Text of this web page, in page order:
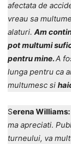
afectata de
vreau sa
alaturi. Am
pot multumi
pentru mine.A
lunga pentru ca
multumesc si
Serena Williams:
ma apreciati.
turneului, va